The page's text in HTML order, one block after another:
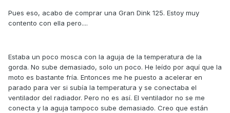
Pues eso, acabo de comprar una Gran Dink 125. Estoy muy
contento con ella pero....
Estaba un poco mosca con la aguja de la temperatura de la
gorda. No sube demasiado, solo un poco. He leído por aquí que la
moto es bastante fría. Entonces me he puesto a acelerar en
parado para ver si subía la temperatura y se conectaba el
ventilador del radiador. Pero no es así. El ventilador no se me
conecta y la aguja tampoco sube demasiado. Creo que están